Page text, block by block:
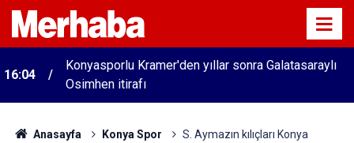
16:04
Konyasporlu Kramer'den yıllar sonra Galatasaraylı
Osimhen itirafı
Anasayfa Konya Spor
S. Aymazın kılıçları Konya